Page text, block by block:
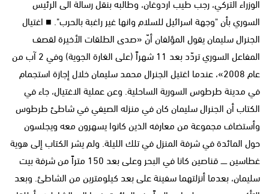
السوري بأن "وجهة اسرائيل للسلام وانها غير راغبة بالحرب". ■ اغتيال
الجنرال سليمان يقول المؤلفان أنّ «صدى الطلقات الأخيرة لقصف
المفاعل السوري تردّد بعد 11 شهراً (على الغارة الجوية) وفي 2 آب من
عام 2008»، عندما اغتيل الجنرال محمد سليمان خلال إجازة استجمام
في مدينة طرطوس السورية الساحلية. وعن عملية الاغتيال، جاء في
الكتاب أن الجنرال سليمان كان في منزله الصيفي في شاطئ طرطوس
وأستضاف مجموعة من معارفه الذين كانوا يسهرون معه ويجلسون
حول المائدة في شرفة المنزل في تلك الليلة. ولم يشر الكتاب إلى هوية
غطاسين ـــــ قناصين كانا في البحر وعلى بعد 150 متراً من شرفة بيت
سليمان، بعدما أنزلتهما سفينة على بعد كيلومترين من الشاطئ. وبعد